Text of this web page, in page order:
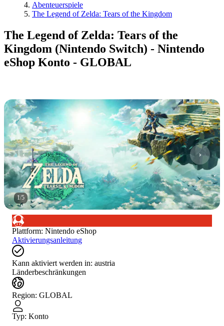
Abenteuerspiele
The Legend of Zelda: Tears of the Kingdom
The Legend of Zelda: Tears of the
Kingdom (Nintendo Switch) - Nintendo
eShop Konto - GLOBAL
1/5
Plattform: Nintendo eShop
Aktivierungsanleitung
Kann aktiviert werden in: austria
Länderbeschränkungen
Region: GLOBAL
Typ: Konto